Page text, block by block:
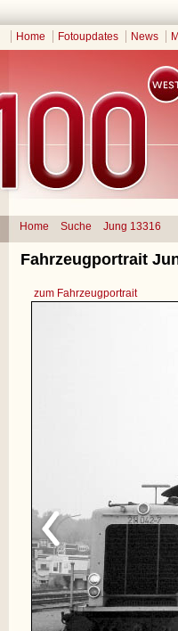
Home Fotoupdates News
Home Suche Jung 13316
Fahrzeugportrait
zum Fahrzeugportrait